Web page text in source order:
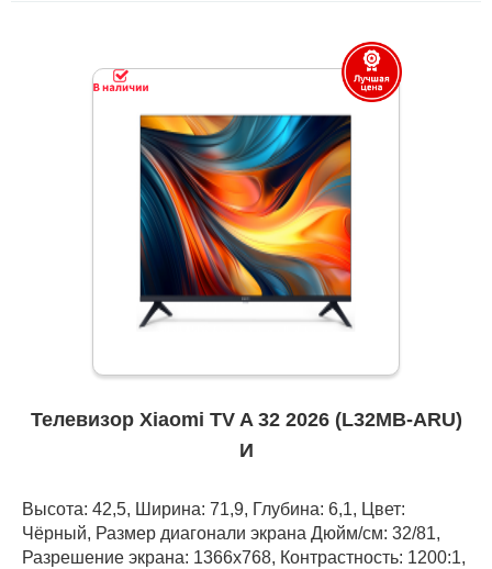
Телевизор Xiaomi TV A 32 2026 (L32MB-ARU)
И
Высота: 42,5, Ширина: 71,9, Глубина: 6,1, Цвет:
Чёрный, Размер диагонали экрана Дюйм/см: 32/81,
Разрешение экрана: 1366x768, Контрастность: 1200:1,